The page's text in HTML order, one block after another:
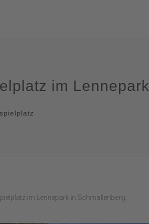
im Lennepark
im Lennepark in Schmallenberg.